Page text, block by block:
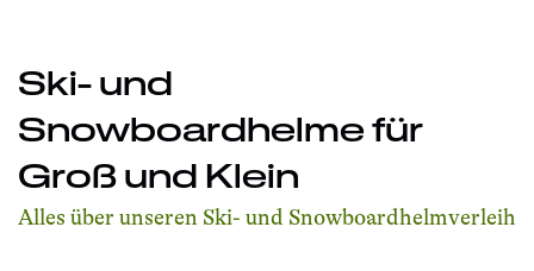
Ski- und
Snowboardhelme für
Groß und Klein
Alles über unseren Ski- und Snowboardhelmverleih